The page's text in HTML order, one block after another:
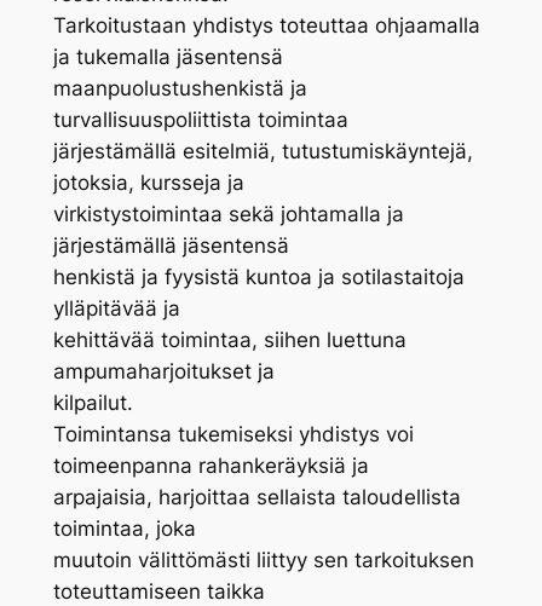
Tarkoitustaan yhdistys toteuttaa ohjaamalla
ja tukemalla jäsentensä
maanpuolustushenkistä ja
turvallisuuspoliittista toimintaa
järjestämällä esitelmiä, tutustumiskäyntejä,
jotoksia, kursseja ja
virkistystoimintaa sekä johtamalla ja
järjestämällä jäsentensä
henkistä ja fyysistä kuntoa ja sotilastaitoja
ylläpitävää ja
kehittävää toimintaa, siihen luettuna
ampumaharjoitukset ja
kilpailut.
Toimintansa tukemiseksi yhdistys voi
toimeenpanna rahankeräyksiä ja
arpajaisia, harjoittaa sellaista taloudellista
toimintaa, joka
muutoin välittömästi liittyy sen tarkoituksen
toteuttamiseen taikka